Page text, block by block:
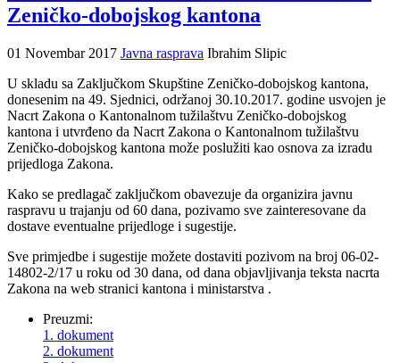
Zeničko-dobojskog kantona
01 Novembar 2017 Javna rasprava Ibrahim Slipic
U skladu sa Zaključkom Skupštine Zeničko-dobojskog kantona,
donesenim na 49. Sjednici, održanoj 30.10.2017. godine usvojen je
Nacrt Zakona o Kantonalnom tužilaštvu Zeničko-dobojskog
kantona i utvrđeno da Nacrt Zakona o Kantonalnom tužilaštvu
Zeničko-dobojskog kantona može poslužiti kao osnova za izradu
prijedloga Zakona.
Kako se predlagač zaključkom obavezuje da organizira javnu
raspravu u trajanju od 60 dana, pozivamo sve zainteresovane da
dostave eventualne prijedloge i sugestije.
Sve primjedbe i sugestije možete dostaviti pozivom na broj 06-02-
14802-2/17 u roku od 30 dana, od dana objavljivanja teksta nacrta
Zakona na web stranici kantona i ministarstva .
Preuzmi:
1. dokument
2. dokument